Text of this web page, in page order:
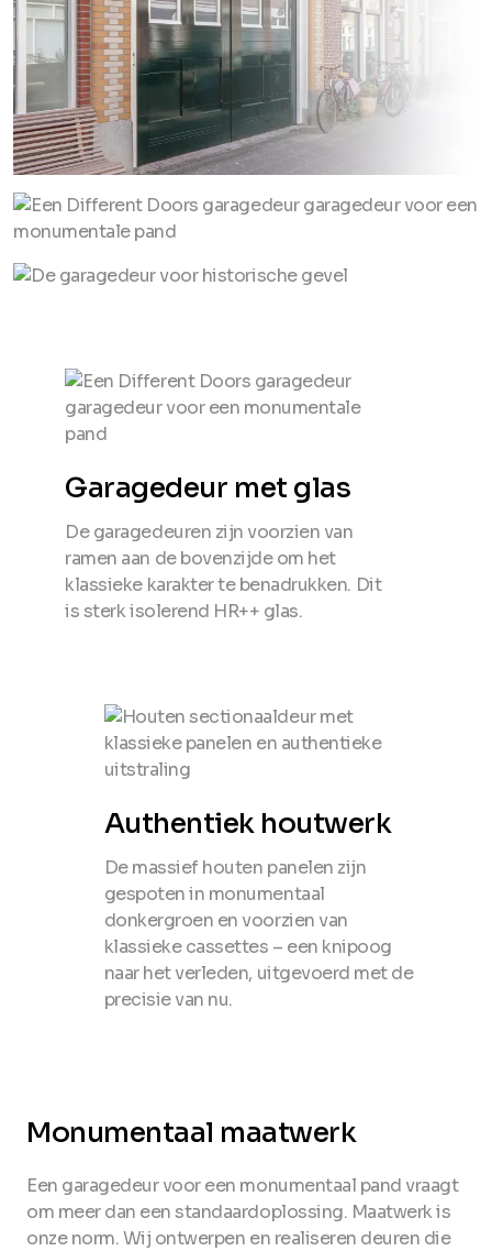
Garagedeur met glas
De garagedeuren zijn voorzien van
ramen aan de bovenzijde om het
klassieke karakter te benadrukken. Dit
is sterk isolerend HR++ glas.
Authentiek houtwerk
De massief houten panelen zijn
gespoten in monumentaal
donkergroen en voorzien van
klassieke cassettes – een knipoog
naar het verleden, uitgevoerd met de
precisie van nu.
Monumentaal maatwerk
Een garagedeur voor een monumentaal pand vraagt
om meer dan een standaardoplossing. Maatwerk is
onze norm. Wij ontwerpen en realiseren deuren die